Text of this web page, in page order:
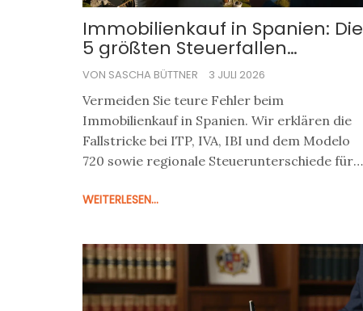
Immobilienkauf in Spanien: Die
5 größten Steuerfallen
vermeiden
VON SASCHA BÜTTNER 3 JULI 2026
Vermeiden Sie teure Fehler beim
Immobilienkauf in Spanien. Wir erklären die
Fallstricke bei ITP, IVA, IBI und dem Modelo
720 sowie regionale Steuerunterschiede für
WEITERLESEN...